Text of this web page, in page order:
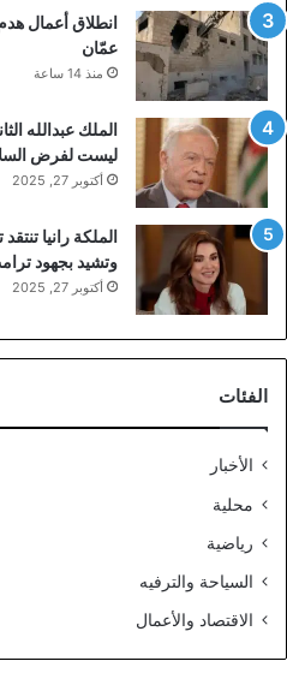
انطلاق أعمال
عمّان
منذ 14 ساعة
الملك عبدالله
ليست لفرض
أكتوبر 27, 2025
الملكة رانيا
وتشيد بجهود
أكتوبر 27, 2025
الفئات
الأخبار
محلية
رياضية
السياحة والترفيه
الاقتصاد والأعمال